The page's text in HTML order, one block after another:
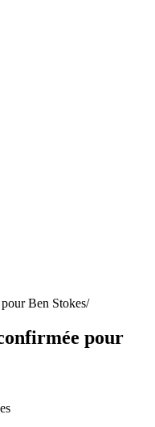
Ben Stokes
pour